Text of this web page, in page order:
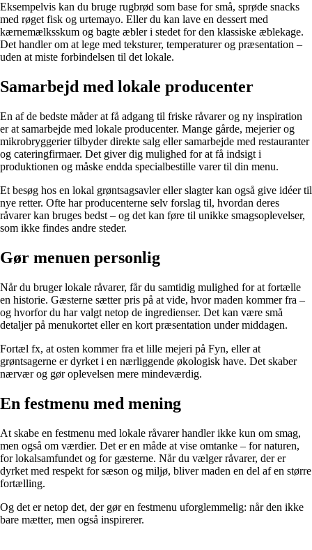
Eksempelvis kan du bruge rugbrød som base for små, sprøde snacks
med røget fisk og urtemayo. Eller du kan lave en dessert med
kærnemælksskum og bagte æbler i stedet for den klassiske æblekage.
Det handler om at lege med teksturer, temperaturer og præsentation –
uden at miste forbindelsen til det lokale.
Samarbejd med lokale producenter
En af de bedste måder at få adgang til friske råvarer og ny inspiration
er at samarbejde med lokale producenter. Mange gårde, mejerier og
mikrobryggerier tilbyder direkte salg eller samarbejde med restauranter
og cateringfirmaer. Det giver dig mulighed for at få indsigt i
produktionen og måske endda specialbestille varer til din menu.
Et besøg hos en lokal grøntsagsavler eller slagter kan også give idéer til
nye retter. Ofte har producenterne selv forslag til, hvordan deres
råvarer kan bruges bedst – og det kan føre til unikke smagsoplevelser,
som ikke findes andre steder.
Gør menuen personlig
Når du bruger lokale råvarer, får du samtidig mulighed for at fortælle
en historie. Gæsterne sætter pris på at vide, hvor maden kommer fra –
og hvorfor du har valgt netop de ingredienser. Det kan være små
detaljer på menukortet eller en kort præsentation under middagen.
Fortæl fx, at osten kommer fra et lille mejeri på Fyn, eller at
grøntsagerne er dyrket i en nærliggende økologisk have. Det skaber
nærvær og gør oplevelsen mere mindeværdig.
En festmenu med mening
At skabe en festmenu med lokale råvarer handler ikke kun om smag,
men også om værdier. Det er en måde at vise omtanke – for naturen,
for lokalsamfundet og for gæsterne. Når du vælger råvarer, der er
dyrket med respekt for sæson og miljø, bliver maden en del af en større
fortælling.
Og det er netop det, der gør en festmenu uforglemmelig: når den ikke
bare mætter, men også inspirerer.